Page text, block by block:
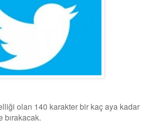
olan 140 karakter bir kaç aya kadar
bırakacak.